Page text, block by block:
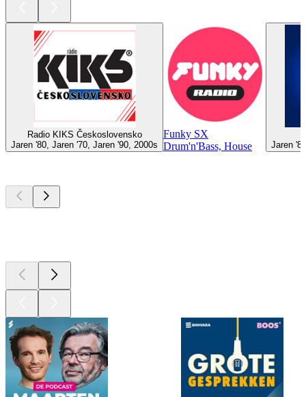
Radio KIKS Československo
Jaren '80, Jaren '70, Jaren '90, 2000s
Funky SX
Drum'n'Bass, House
Jaren